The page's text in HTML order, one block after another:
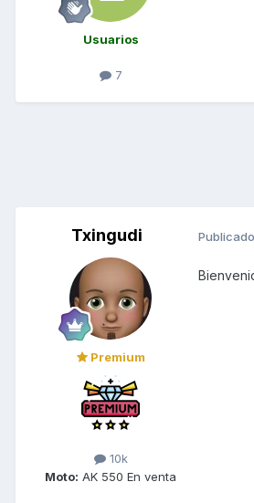
Usuarios
7
Txingudi
Premium
10k
Moto: AK 550 En venta
Publicado